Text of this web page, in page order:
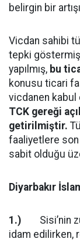
belirgin bir
Vicdan sahibi
tepki
yapılmış, bu
konusu ticari
vicdanen
TCK gereği
getirilmiştir.
faaliyetlere
sabit olduğu
Diyarbakır
1.) Sisi’nin
idam edilirken,